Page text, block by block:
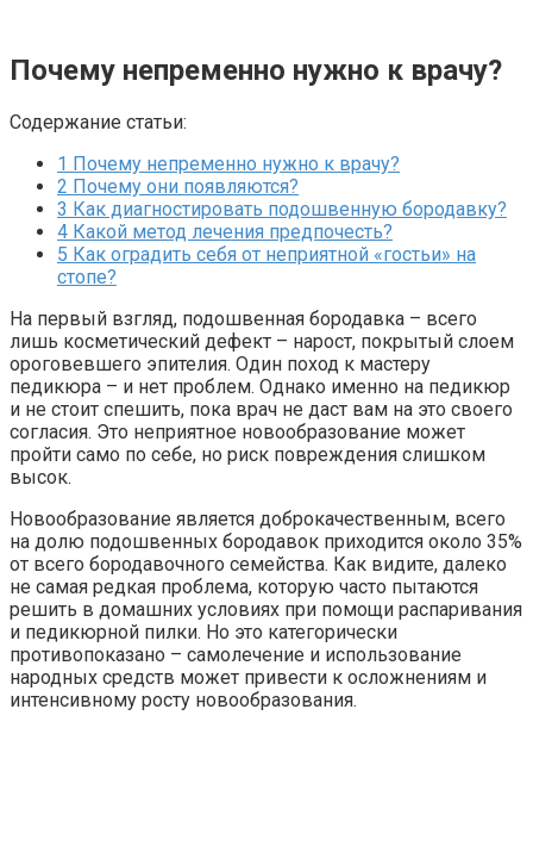
Почему непременно нужно к врачу?
Содержание статьи:
1 Почему непременно нужно к врачу?
2 Почему они появляются?
3 Как диагностировать подошвенную бородавку?
4 Какой метод лечения предпочесть?
5 Как оградить себя от неприятной «гостьи» на
стопе?
На первый взгляд, подошвенная бородавка – всего
лишь косметический дефект – нарост, покрытый слоем
ороговевшего эпителия. Один поход к мастеру
педикюра – и нет проблем. Однако именно на педикюр
и не стоит спешить, пока врач не даст вам на это своего
согласия. Это неприятное новообразование может
пройти само по себе, но риск повреждения слишком
высок.
Новообразование является доброкачественным, всего
на долю подошвенных бородавок приходится около 35%
от всего бородавочного семейства. Как видите, далеко
не самая редкая проблема, которую часто пытаются
решить в домашних условиях при помощи распаривания
и педикюрной пилки. Но это категорически
противопоказано – самолечение и использование
народных средств может привести к осложнениям и
интенсивному росту новообразования.